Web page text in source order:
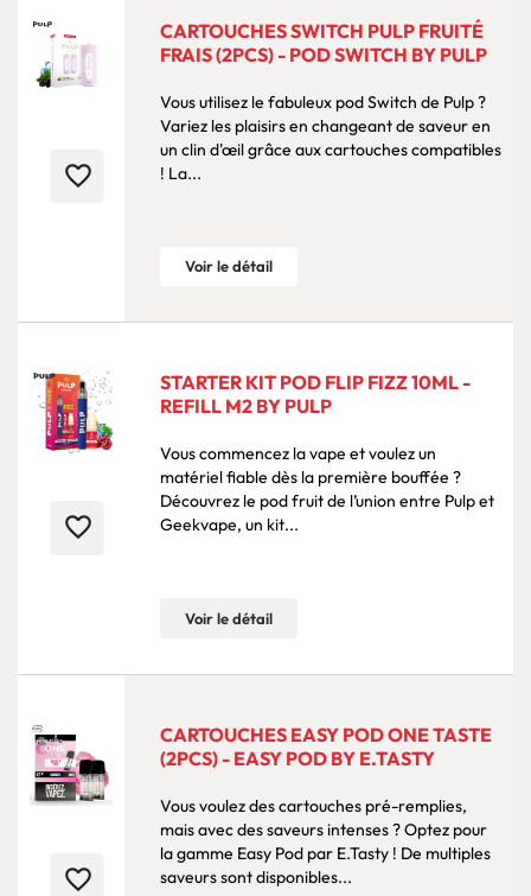
favorite_border
CARTOUCHES SWITCH PULP FRUITÉ
FRAIS (2PCS) - POD SWITCH BY PULP
Vous utilisez le fabuleux pod Switch de Pulp ?
Variez les plaisirs en changeant de saveur en
un clin d'œil grâce aux cartouches compatibles
! La...
Voir le détail
favorite_border
STARTER KIT POD FLIP FIZZ 10ML -
REFILL M2 BY PULP
Vous commencez la vape et voulez un
matériel fiable dès la première bouffée ?
Découvrez le pod fruit de l’union entre Pulp et
Geekvape, un kit...
Voir le détail
favorite_border
CARTOUCHES EASY POD ONE TASTE
(2PCS) - EASY POD BY E.TASTY
Vous voulez des cartouches pré-remplies,
mais avec des saveurs intenses ? Optez pour
la gamme Easy Pod par E.Tasty ! De multiples
saveurs sont disponibles...